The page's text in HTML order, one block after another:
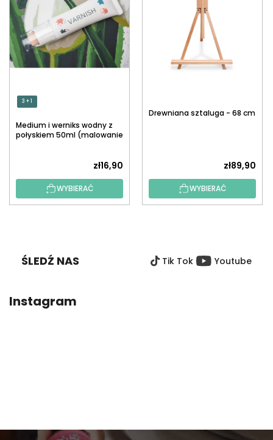
3 + 1
Medium i werniks wodny z
połyskiem 50ml (malowanie
zł16,90
WYBIERAĆ
Drewniana sztaluga - 68 cm
zł89,90
WYBIERAĆ
ŚLEDŹ NAS Tik Tok Youtube
Instagram